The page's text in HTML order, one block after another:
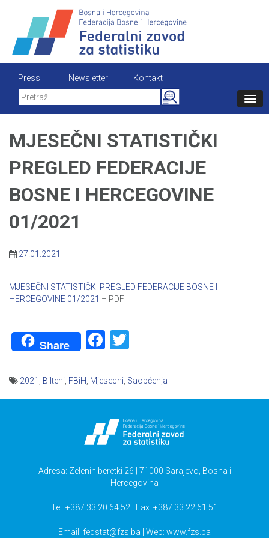
content
Press Newsletter
Kontakt
Search
for:
MJESEČNI STATISTIČKI
PREGLED FEDERACIJE
BOSNE I HERCEGOVINE
01/2021
27.01.2021
MJESEČNI STATISTIČKI PREGLED FEDERACIJE BOSNE I
HERCEGOVINE 01/2021 – PDF
Share Facebook
2021 Bilteni FBiH Mjesecni Saopćenja
Adresa: Zelenih beretki 26 | 71000 Sarajevo, Bosna i
Hercegovina
Tel: +387 33 20 64 52 | Fax: +387 33 22 61 51
Email: fedstat@fzs.ba | Web: www.fzs.ba